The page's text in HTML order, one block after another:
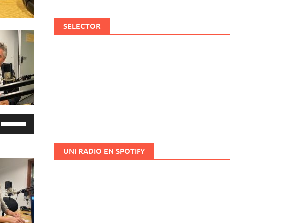
flecha
arriba/abajo
para
aumentar
o
SELECTOR
UNI RADIO EN SPOTIFY